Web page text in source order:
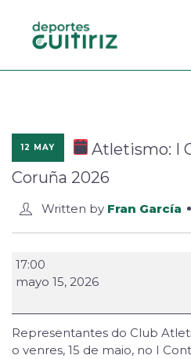
Actualidade
Contacto
Concello
12 MAY
Atletismo: I
Coruña 2026
Written by Fran García
17:00
mayo 15, 2026
Representantes do Club
o venres, 15 de maio, no I